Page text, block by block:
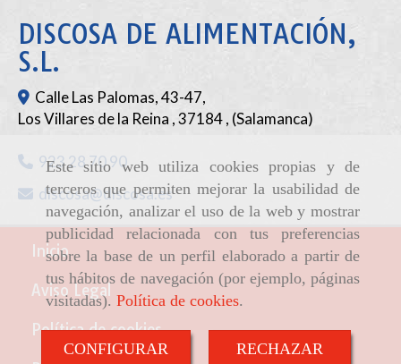
Este sitio web utiliza cookies propias y de
terceros que permiten mejorar la usabilidad de
navegación, analizar el uso de la web y mostrar
publicidad relacionada con tus preferencias
sobre la base de un perfil elaborado a partir de
tus hábitos de navegación (por ejemplo, páginas
visitadas). Política de cookies.
CONFIGURAR RECHAZAR
DISCOSA DE ALIMENTACIÓN,
S.L.
Calle Las Palomas, 43-47,
Los Villares de la Reina ,37184, (Salamanca)
923 28 70 90
discosa
discosa.es
Inicio
Aviso Legal
Política de cookies